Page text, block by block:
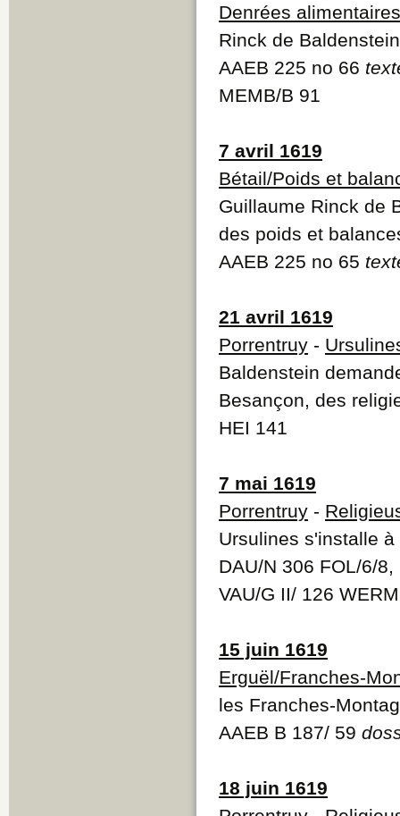
Denrées alimentaires
Rinck de
AAEB 225 no 66
MEMB/B 91
7 avril 1619
Bétail/Poids et
Guillaume Rinck de
des poids et
AAEB 225 no 65
21 avril 1619
Porrentruy -
Baldenstein
Besançon, des
HEI 141
7 mai 1619
Porrentruy -
Ursulines s'installe
DAU/N 306 FOL/6/
VAU/G II/ 126
15 juin 1619
Erguël/Franches-
les Franches-
AAEB B 187/ 59
18 juin 1619